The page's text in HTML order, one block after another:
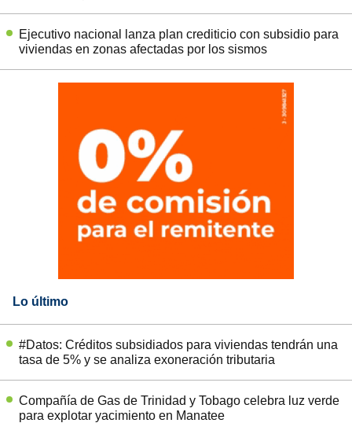
Ejecutivo nacional lanza plan crediticio con subsidio para
viviendas en zonas afectadas por los sismos
Lo último
#Datos: Créditos subsidiados para viviendas tendrán una
tasa de 5% y se analiza exoneración tributaria
Compañía de Gas de Trinidad y Tobago celebra luz verde
para explotar yacimiento en Manatee